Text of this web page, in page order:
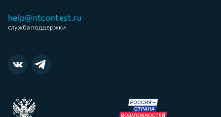
help@ntcontest.ru
служба поддержки